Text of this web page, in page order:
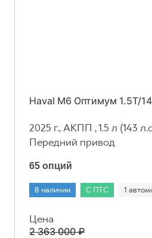
Haval M6 Оптимум 1.5T/
2025 г., АКПП , 1.5 л (143
Передний привод
65 опций
В наличии С ПТС 1
Цена
2 363 000 ₽